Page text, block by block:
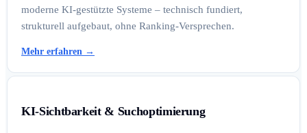
moderne KI-gestützte Systeme – technisch fundiert,
strukturell aufgebaut, ohne Ranking-Versprechen.
Mehr erfahren →
KI-Sichtbarkeit & Suchoptimierung